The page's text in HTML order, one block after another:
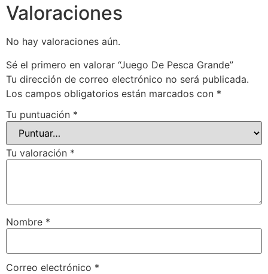
Valoraciones
No hay valoraciones aún.
Sé el primero en valorar “Juego De Pesca Grande”
Tu dirección de correo electrónico no será publicada.
Los campos obligatorios están marcados con *
Tu puntuación *
Tu valoración *
Nombre *
Correo electrónico *